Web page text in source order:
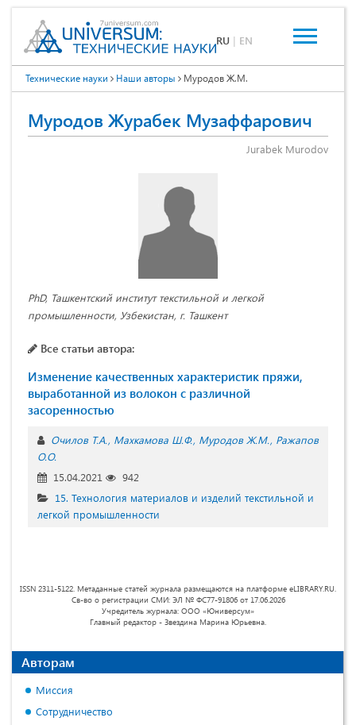
RU | EN
Технические науки Наши авторы Муродов Ж.М.
Муродов Журабек Музаффарович
Jurabek Murodov
PhD, Ташкентский институт текстильной и легкой
промышленности, Узбекистан, г. Ташкент
Все статьи автора:
Изменение качественных характеристик пряжи,
выработанной из волокон с различной
засоренностью
Очилов Т.А. Махкамова Ш.Ф. Муродов Ж.М. Ражапов
О.О.
15.04.2021
942
15. Технология материалов и изделий текстильной и
легкой промышленности
ISSN 2311-5122. Метаданные статей журнала размещаются на платформе eLIBRARY.RU.
Св-во о регистрации СМИ: ЭЛ № ФС77-91806 от 17.06.2026
Учредитель журнала: ООО «Юниверсум»
Главный редактор - Звездина Марина Юрьевна.
Авторам
Миссия
Сотрудничество